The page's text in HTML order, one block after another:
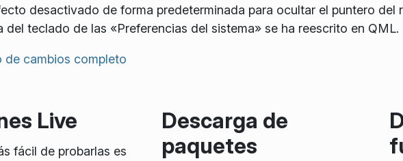
desactivado de forma predeterminada para ocultar el puntero del
del teclado de las «Preferencias del sistema» se ha reescrito en QML.
de cambios completo
Live
fácil de probarlas es
Descarga de
paquetes